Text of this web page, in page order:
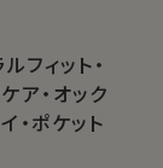
フィット・
ア・オック
・ポケット